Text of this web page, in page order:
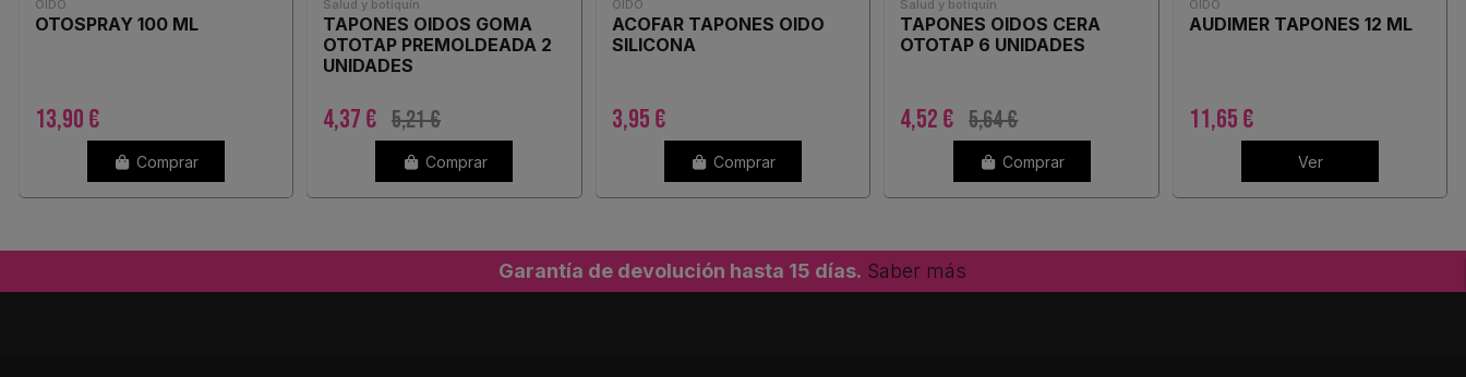
OIDO
OTOSPRAY 100 ML
13,90 €
Comprar
Salud y botiquín
TAPONES OIDOS GOMA
OTOTAP PREMOLDEADA 2
UNIDADES
4,37 € 5,21 €
Comprar
OIDO
ACOFAR TAPONES OIDO
SILICONA
3,95 €
Comprar
Salud y botiquín
TAPONES OIDOS CERA
OTOTAP 6 UNIDADES
4,52 € 5,64 €
Comprar
OIDO
AUDIMER TAPONES 12 ML
11,65 €
Ver
Garantía de devolución hasta 15 días. Saber más